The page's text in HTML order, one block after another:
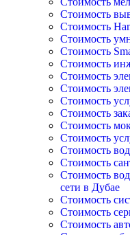
Стоимость
Стоимость
Стоимость
Стоимость
Стоимость
Стоимость
Стоимость
Стоимость
Стоимость
Стоимость
Стоимость
Стоимость
Стоимость
Стоимость
сети в Дубае
Стоимость
Стоимость
Стоимость